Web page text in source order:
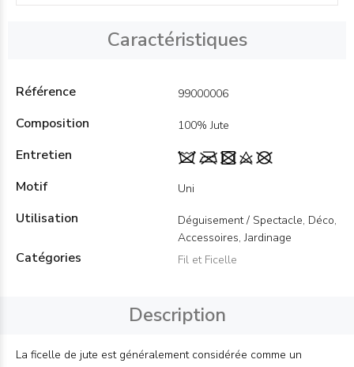
Caractéristiques
Référence 99000006
Composition 100% Jute
Entretien
Motif
Uni
Utilisation
Déguisement / Spectacle, Déco,
Accessoires, Jardinage
Catégories Fil et Ficelle
Description
La ficelle de jute est généralement considérée comme un